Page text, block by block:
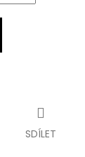
SDÍLET